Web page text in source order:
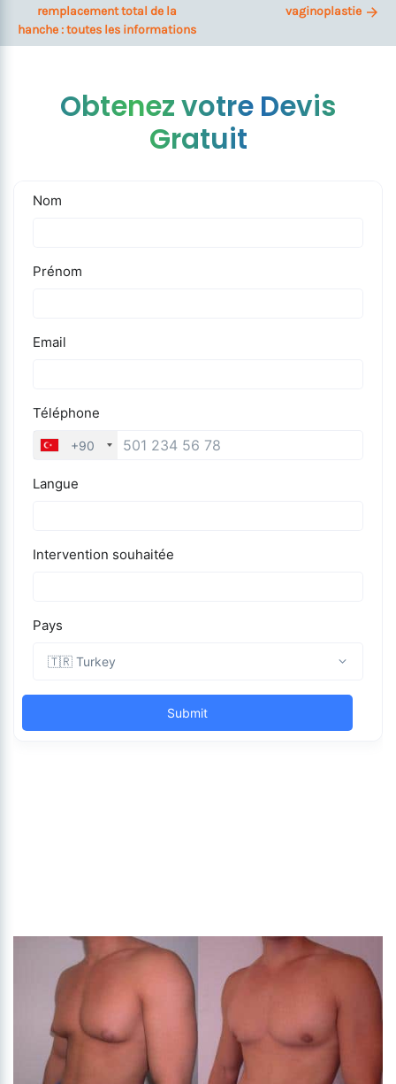
remplacement total de la
hanche : toutes les informations
vaginoplastie
Obtenez votre Devis
Gratuit